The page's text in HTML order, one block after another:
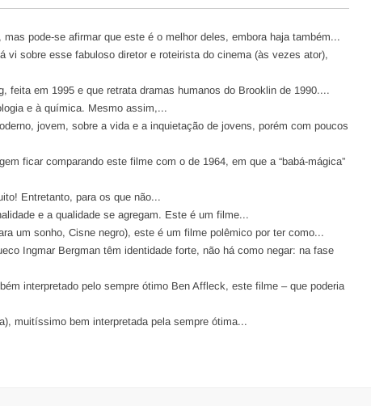
pode-se afirmar que este é o melhor deles, embora haja também...
vi sobre esse fabuloso diretor e roteirista do cinema (às vezes ator),
feita em 1995 e que retrata dramas humanos do Brooklin de 1990....
e à química. Mesmo assim,...
jovem, sobre a vida e a inquietação de jovens, porém com poucos
ficar comparando este filme com o de 1964, em que a “babá-mágica”
Entretanto, para os que não...
e a qualidade se agregam. Este é um filme...
um sonho, Cisne negro), este é um filme polêmico por ter como...
Ingmar Bergman têm identidade forte, não há como negar: na fase
interpretado pelo sempre ótimo Ben Affleck, este filme – que poderia
muitíssimo bem interpretada pela sempre ótima...